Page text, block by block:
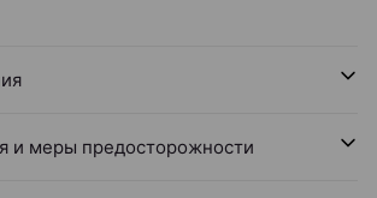
и меры предосторожности